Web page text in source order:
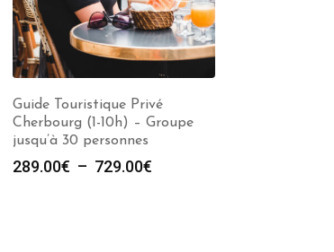
Guide Touristique Privé
Cherbourg (1-10h) – Groupe
jusqu’à 30 personnes
289.00€ – 729.00€